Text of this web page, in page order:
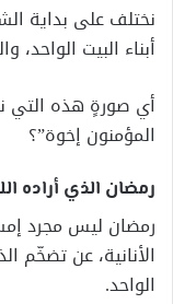
نختلف على بداية
أبناء البيت الواحد،
أي صورةٍ هذه التي
المؤمنون إخوة”؟
رمضان الذي أراده
رمضان ليس مجرد
الأنانية، عن تضخّم
الواحد.